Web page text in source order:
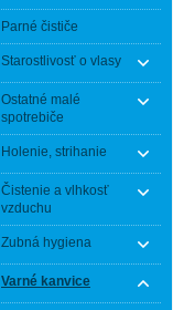
Parné čističe
Starostlivosť o vlasy
Ostatné malé
spotrebiče
Holenie, strihanie
Čistenie a vlhkosť
vzduchu
Zubná hygiena
Varné kanvice